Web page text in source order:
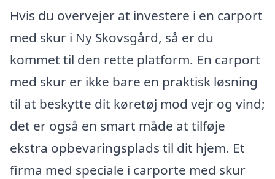
Hvis du overvejer at investere i en carport
med skur i Ny Skovsgård, så er du
kommet til den rette platform. En carport
med skur er ikke bare en praktisk løsning
til at beskytte dit køretøj mod vejr og vind;
det er også en smart måde at tilføje
ekstra opbevaringsplads til dit hjem. Et
firma med speciale i carporte med skur